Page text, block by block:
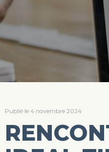
Publié le 4 novembre 2024